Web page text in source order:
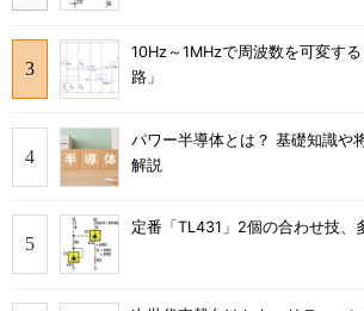
10Hz～1MHzで周波数を可変す
路」
パワー半導体とは？ 基礎知識や
解説
定番「TL431」2個の合わせ技、